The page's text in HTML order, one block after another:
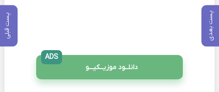
پست بعدی پست قبلی
دانلــود موزیــکیـــو
ADS